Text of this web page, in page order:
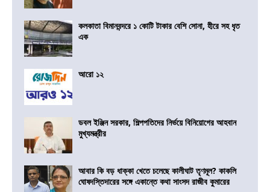
কলকাতা বিমানবন্দরে ১ কোটি টাকার বেশি সোনা, হীরে সহ ধৃত
এক
আরো ১২
ডবল ইঞ্জিন সরকার, শিল্পপতিদের নির্ভয়ে বিনিয়োগের আহবান
মুখ্যমন্ত্রীর
আবার কি বড় ধাক্কা খেতে চলেছে কালীঘাট তৃণমূল? কাকলি
ঘোষদস্তিদারের সঙ্গে একান্তে কথা সাংসদ রাজীব কুমারের